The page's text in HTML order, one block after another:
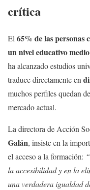
crítica
El65% de las personas
un nivel educativo
ha alcanzado estudios
traduce directamente en
muchos perfiles quedan
mercado actual.
La directora de Acción
Galán, insiste en la
el acceso a la formación:
la accesibilidad y en la
una verdadera igualdad